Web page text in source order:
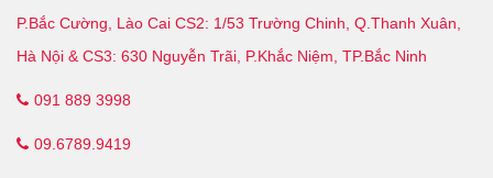
P.Bắc Cường, Lào Cai CS2: 1/53 Trường Chinh, Q.Thanh Xuân,
Hà Nội & CS3: 630 Nguyễn Trãi, P.Khắc Niệm, TP.Bắc Ninh
091 889 3998
09.6789.9419